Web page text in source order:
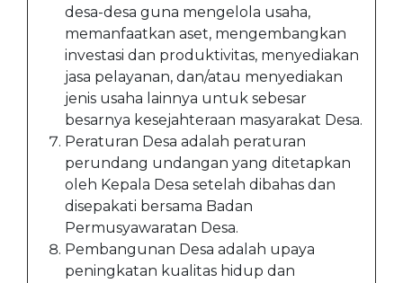
desa-desa guna mengelola usaha,
memanfaatkan aset, mengembangkan
investasi dan produktivitas, menyediakan
jasa pelayanan, dan/atau menyediakan
jenis usaha lainnya untuk sebesar
besarnya kesejahteraan masyarakat Desa.
Peraturan Desa adalah peraturan
perundang undangan yang ditetapkan
oleh Kepala Desa setelah dibahas dan
disepakati bersama Badan
Permusyawaratan Desa.
Pembangunan Desa adalah upaya
peningkatan kualitas hidup dan